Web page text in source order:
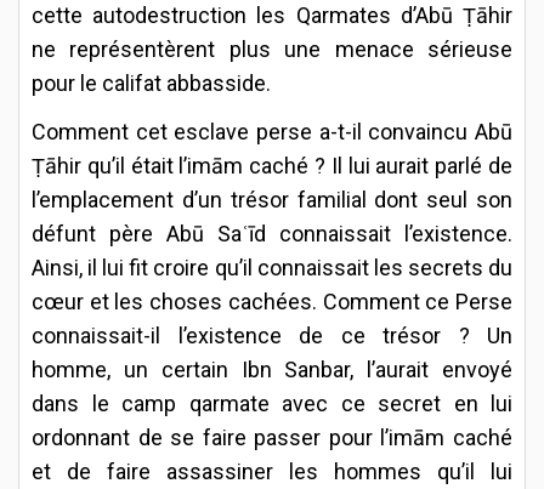
cette autodestruction les Qarmates d’Abū Ṭāhir
ne représentèrent plus une menace sérieuse
pour le califat abbasside.
Comment cet esclave perse a-t-il convaincu Abū
Ṭāhir qu’il était l’imām caché ? Il lui aurait parlé de
l’emplacement d’un trésor familial dont seul son
défunt père Abū Saʿīd connaissait l’existence.
Ainsi, il lui fit croire qu’il connaissait les secrets du
cœur et les choses cachées. Comment ce Perse
connaissait-il l’existence de ce trésor ? Un
homme, un certain Ibn Sanbar, l’aurait envoyé
dans le camp qarmate avec ce secret en lui
ordonnant de se faire passer pour l’imām caché
et de faire assassiner les hommes qu’il lui